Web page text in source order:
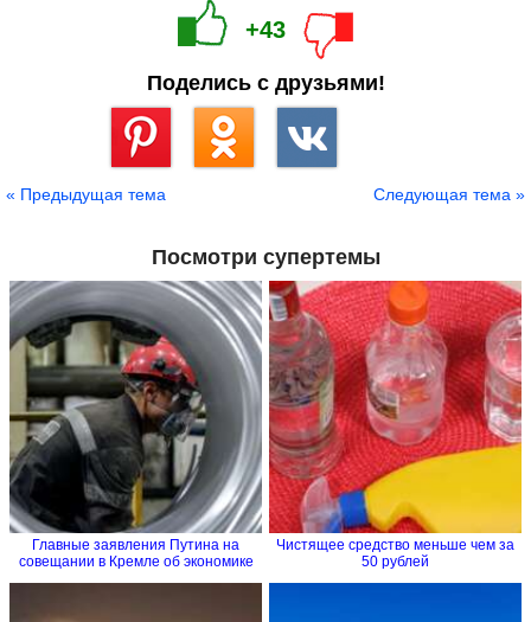
+43
Поделись с друзьями!
« Предыдущая тема Следующая тема »
Посмотри супертемы
Главные заявления Путина на
совещании в Кремле об экономике
Чистящее средство меньше чем за
50 рублей